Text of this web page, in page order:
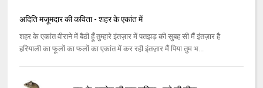
अदिति मजूमदार की कविता - शहर के एकांत में
शहर के एकांत वीराने में बैठी हूँ तुम्हारे इंतज़ार में पतझड़ की सुबह सी मैं इंतज़ार है
हरियाली का फूलों का फलों का एकांत में कर रही इंतज़ार मैं पिया तुम भ...